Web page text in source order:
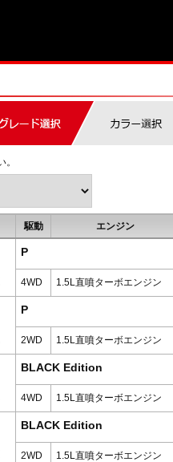
駆動 エンジン
P
4WD 1.5L直噴ターボエンジン
P
2WD 1.5L直噴ターボエンジン
BLACK Edition
4WD 1.5L直噴ターボエンジン
BLACK Edition
2WD 1.5L直噴ターボエンジン